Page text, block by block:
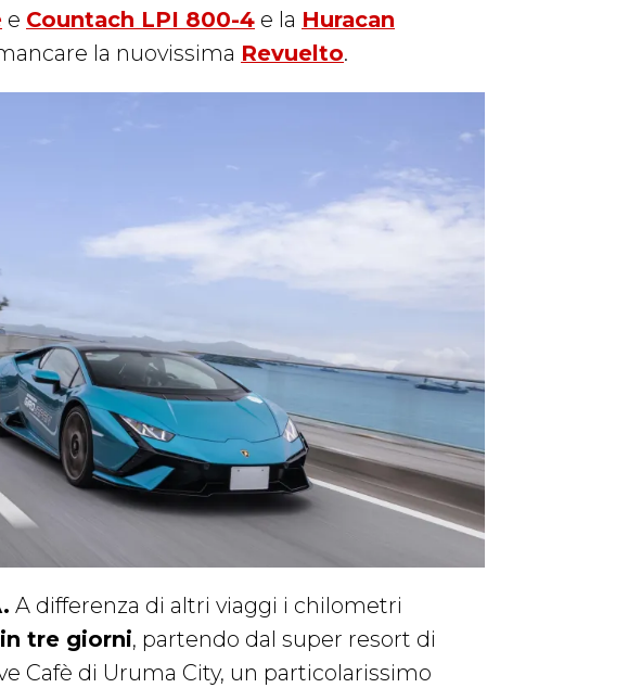
e Countach LPI 800-4 e la Huracan
la nuovissima Revuelto.
A differenza di altri viaggi i chilometri
tre giorni, partendo dal super resort di
Cafè di Uruma City, un particolarissimo